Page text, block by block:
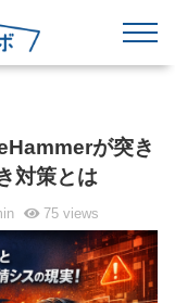
が突き
対策とは
75views